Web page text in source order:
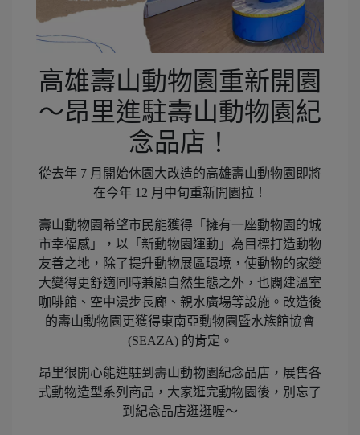
高雄壽山動物園重新開園
～昂里進駐壽山動物園紀
念品店！
從去年 7 月開始休園大改造的高雄壽山動物園即將
在今年 12 月中旬重新開園拉！
壽山動物園希望市民能獲得「擁有一座動物園的城
市幸福感」，以「新動物園運動」為目標打造動物
友善之地，除了提升動物展區環境，使動物的家變
大變得更舒適同時兼顧自然生態之外，也闢建溫室
咖啡館、空中漫步長廊、親水廣場等設施。改造後
的壽山動物園更獲得東南亞動物園暨水族館協會
(SEAZA) 的肯定。
昂里很開心能進駐到壽山動物園紀念品店，展售各
式動物造型系列商品，大家逛完動物園後，別忘了
到紀念品店逛逛喔～